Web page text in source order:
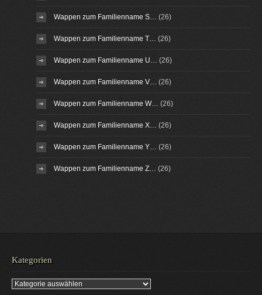
Wappen zum Familienname S… (26)
Wappen zum Familienname T… (26)
Wappen zum Familienname U… (26)
Wappen zum Familienname V… (26)
Wappen zum Familienname W… (26)
Wappen zum Familienname X… (26)
Wappen zum Familienname Y… (26)
Wappen zum Familienname Z… (26)
Kategorien
Kategorien